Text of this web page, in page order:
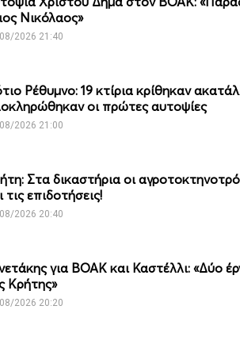
Νικόλαος»
2026 21:40
Ρέθυμνο: 19 κτίρια κρίθηκαν
οι πρώτες αυτοψίες
2026 21:00
Στα δικαστήρια οι
τις επιδοτήσεις!
2026 20:40
για ΒΟΑΚ και Καστέλλι: «Δύο
Κρήτης»
2026 20:20